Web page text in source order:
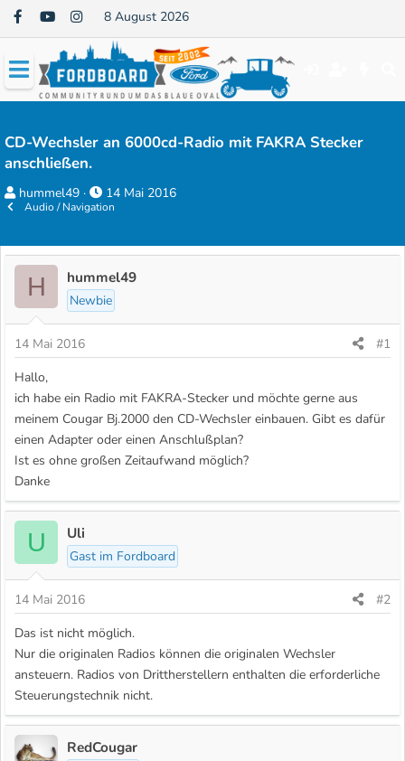
8 August 2026
CD-Wechsler an 6000cd-Radio mit FAKRA Stecker
anschließen.
E
t
e
r
hummel49
E
r
t
e
l
l
a
14 Mai 2016
Audio / Navigation
H hummel49
Newbie
14 Mai 2016
#1
Hallo,
ich habe ein Radio mit FAKRA-Stecker und möchte gerne aus
meinem Cougar Bj.2000 den CD-Wechsler einbauen. Gibt es dafür
einen Adapter oder einen Anschlußplan?
Ist es ohne großen Zeitaufwand möglich?
Danke
U Uli
Gast im Fordboard
14 Mai 2016
#2
Das ist nicht möglich.
Nur die originalen Radios können die originalen Wechsler
ansteuern. Radios von Drittherstellern enthalten die erforderliche
Steuerungstechnik nicht.
RedCougar